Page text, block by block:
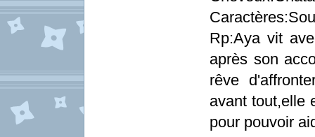
Rp:Aya vit
après son
rêve
avant tout,elle
pour pouvoir